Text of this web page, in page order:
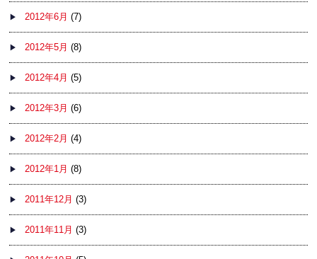
2012年6月 (7)
2012年5月 (8)
2012年4月 (5)
2012年3月 (6)
2012年2月 (4)
2012年1月 (8)
2011年12月 (3)
2011年11月 (3)